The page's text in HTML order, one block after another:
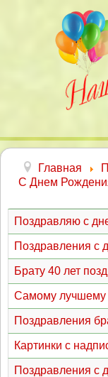
Главная
С Днем
Поздравляю с
Поздравления с
Брату 40 лет
Самому лучшему
Поздравления
Картинки с
Поздравления с